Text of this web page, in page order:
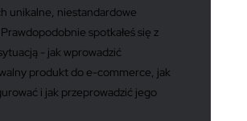
unikalne, niestandardowe
spotkałeś się z
- jak wprowadzić
produkt do e-commerce, jak
i jak przeprowadzić jego